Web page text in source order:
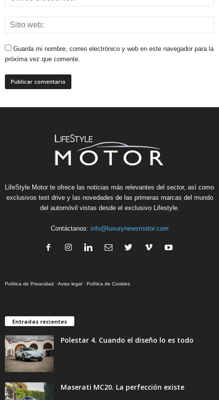
Guarda mi nombre, correo electrónico y web en este navegador para la
próxima vez que comente.
LifeStyle Motor te ofrece las noticias más relevantes del sector, así como
exclusivos test drive y las novedades de las primeras marcas del mundo
del automóvil vistas desde el exclusivo Lifestyle.
Contáctanos: info@luxurynewsmotor.com
Política de Privacidad ·Aviso legal · Política de Cookies
Entradas recientes
Polestar 4. Cuando el diseño lo es todo
Maserati MC20. La perfección existe